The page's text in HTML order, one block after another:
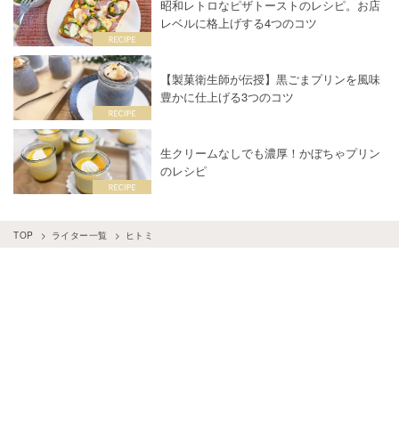
昭和レトロなピザトーストのレシピ。お店
レベルに格上げする4つのコツ
【製菓衛生師が伝授】黒ごまプリンを風味
豊かに仕上げる3つのコツ
生クリームなしでも濃厚！かぼちゃプリン
のレシピ
TOP ライター一覧 ヒトミ